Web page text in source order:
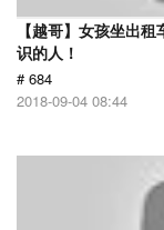
【越哥】女孩坐出
识的人！
# 684
2018-09-04 08:44